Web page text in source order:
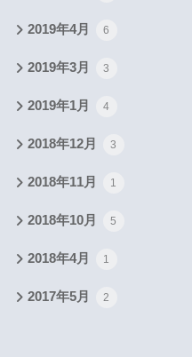
2019年4月 6
2019年3月 3
2019年1月 4
2018年12月 3
2018年11月 1
2018年10月 5
2018年4月 1
2017年5月 2